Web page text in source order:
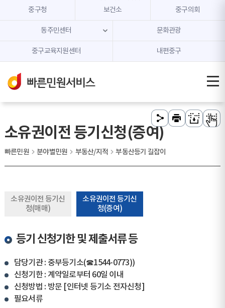
본문 내용 바로가기
주메뉴 바로가기
중구청 보건소 중구의회
동주민센터 문화관광
중구교육지원센터 내편중구
소유권이전 등기신청(증여)
빠른민원 분야별민원 부동산/지적 부동산등기 길잡이
소유권이전 등기신
청(매매)
소유권이전 등기신
청(증여)
등기 신청기한 및 제출서류 등
담당기관 : 중부등기소(☎1544-0773))
신청기한 : 계약일로부터 60일 이내
신청방법 : 방문 [인터넷 등기소 전자신청]
필요서류